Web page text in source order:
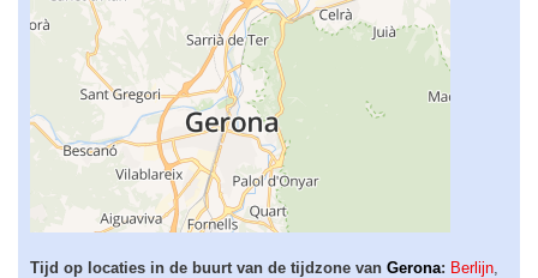
Tijd op locaties in de buurt van de tijdzone van Gerona: Berlijn